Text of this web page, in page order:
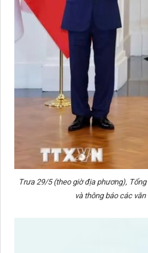
Trưa 29/5 (theo giờ địa phương),
và thông báo các